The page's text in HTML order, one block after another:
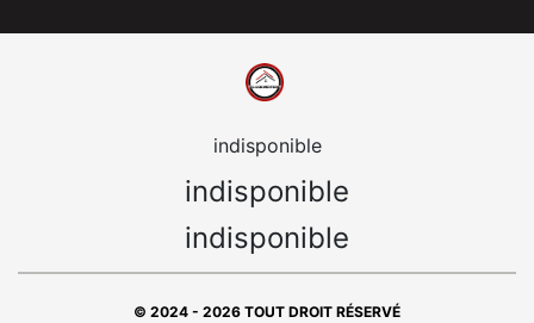
indisponible
indisponible
indisponible
© 2024 - 2026 TOUT DROIT RÉSERVÉ